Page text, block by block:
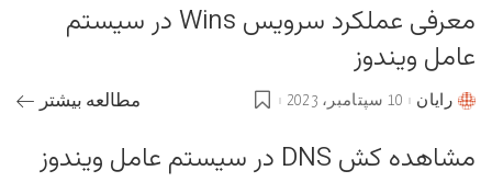
معرفی عملکرد سرویس Wins در سیستم
عامل ویندوز
Postedرایان 10 سپتامبر، 2023 مطالعه بیشتر
مشاهده کش DNS در سیستم عامل ویندوز